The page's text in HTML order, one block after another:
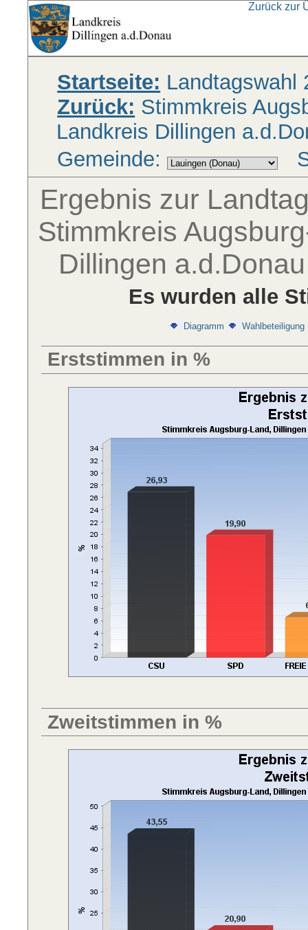
Zurück zur
Startseite: Landtagswahl
Zurück: Stimmkreis
Landkreis Dillingen
Gemeinde:
Ergebnis zur
Stimmkreis
Dillingen
Es wurden alle
Diagramm Wahlbeteiligung
Erststimmen in %
Zweitstimmen in %